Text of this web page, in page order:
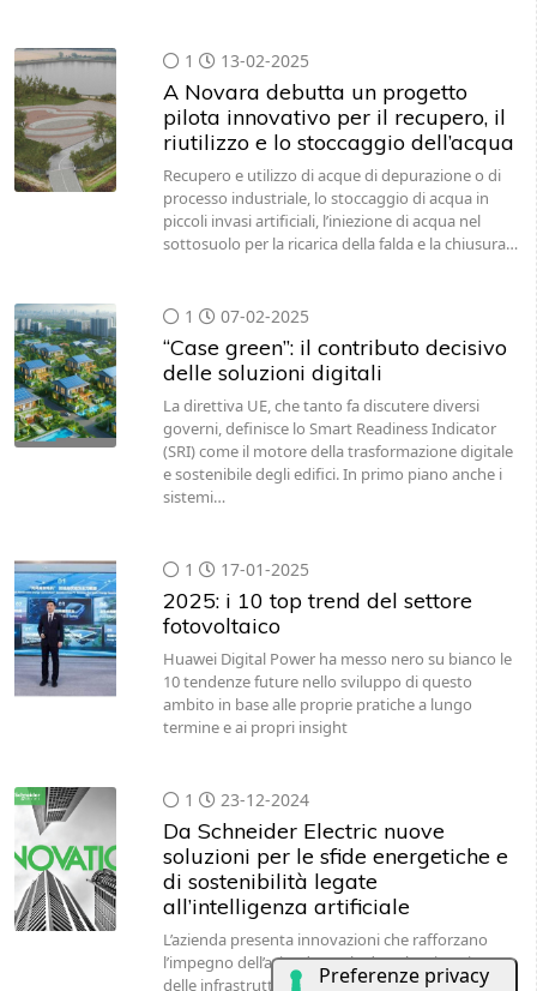
1 13-02-2025
A Novara debutta un progetto
pilota innovativo per il recupero, il
riutilizzo e lo stoccaggio dell’acqua
Recupero e utilizzo di acque di depurazione o di
processo industriale, lo stoccaggio di acqua in
piccoli invasi artificiali, l’iniezione di acqua nel
sottosuolo per la ricarica della falda e la chiusura…
1 07-02-2025
“Case green”: il contributo decisivo
delle soluzioni digitali
La direttiva UE, che tanto fa discutere diversi
governi, definisce lo Smart Readiness Indicator
(SRI) come il motore della trasformazione digitale
e sostenibile degli edifici. In primo piano anche i
sistemi…
1 17-01-2025
2025: i 10 top trend del settore
fotovoltaico
Huawei Digital Power ha messo nero su bianco le
10 tendenze future nello sviluppo di questo
ambito in base alle proprie pratiche a lungo
termine e ai propri insight
1 23-12-2024
Da Schneider Electric nuove
soluzioni per le sfide energetiche e
di sostenibilità legate
all’intelligenza artificiale
L’azienda presenta innovazioni che rafforzano
l’impegno dell’azienda per la decarbonizzazione
delle infrastrutture digitali e si permette ai clienti